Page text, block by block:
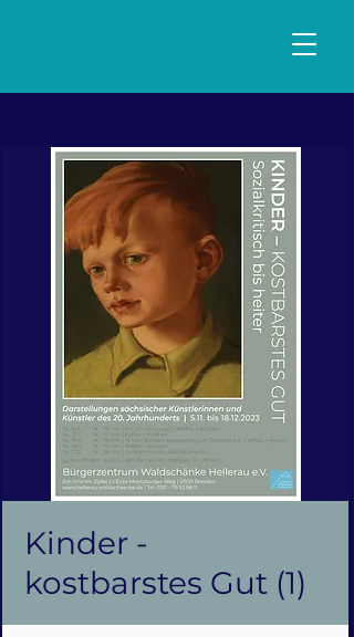
Kinder -
kostbarstes Gut (1)